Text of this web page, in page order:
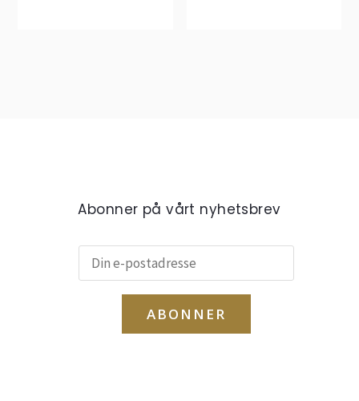
Abonner på vårt nyhetsbrev
ABONNER